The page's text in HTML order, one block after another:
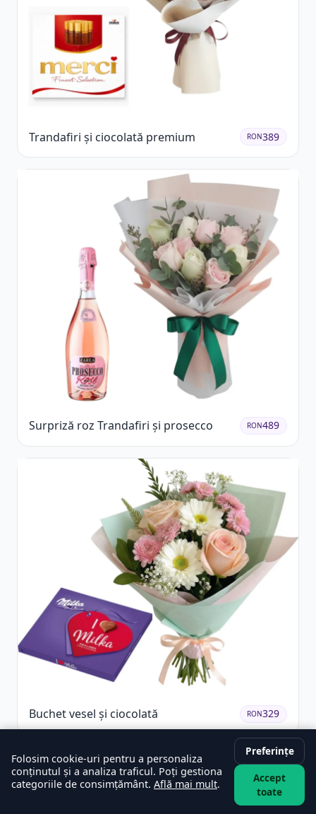
Trandafiri și ciocolată premium RON389
Surpriză roz Trandafiri și prosecco RON489
Buchet vesel și ciocolată RON329
Folosim cookie-uri pentru a personaliza
conținutul și a analiza traficul. Poți gestiona
categoriile de consimțământ. Află mai mult.
Preferințe
Accept
toate